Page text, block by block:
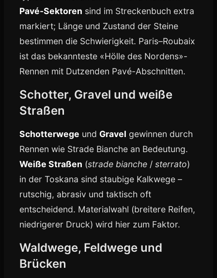
Pavé-Sektoren sind im Streckenbuch extra
markiert; Länge und Zustand der Steine
bestimmen die Schwierigkeit. Paris–Roubaix
ist das bekannteste «Hölle des Nordens»-
Rennen mit Dutzenden Pavé-Abschnitten.
Schotter, Gravel und weiße
Straßen
Schotterwege und Gravel gewinnen durch
Rennen wie Strade Bianche an Bedeutung.
Weiße Straßen (strade bianche / sterrato)
in der Toskana sind staubige Kalkwege –
rutschig, abrasiv und taktisch oft
entscheidend. Materialwahl (breitere Reifen,
niedrigerer Druck) wird hier zum Faktor.
Waldwege, Feldwege und
Brücken